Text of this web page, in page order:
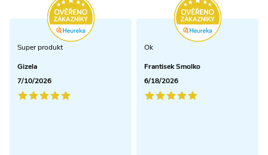
Super produkt
Gizela
7/10/2026
Ok
Frantisek Smolko
6/18/2026